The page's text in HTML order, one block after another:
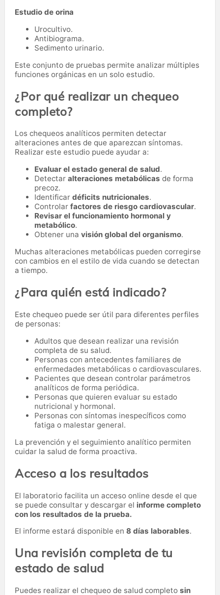
Estudio de orina
Urocultivo.
Antibiograma.
Sedimento urinario.
Este conjunto de pruebas permite analizar múltiples
funciones orgánicas en un solo estudio.
¿Por qué realizar un chequeo
completo?
Los chequeos analíticos permiten detectar
alteraciones antes de que aparezcan síntomas.
Realizar este estudio puede ayudar a:
Evaluar el estado general de salud.
Detectar alteraciones metabólicas de forma
precoz.
Identificar déficits nutricionales.
Controlar factores de riesgo cardiovascular.
Revisar el funcionamiento hormonal y
metabólico.
Obtener una visión global del organismo.
Muchas alteraciones metabólicas pueden corregirse
con cambios en el estilo de vida cuando se detectan
a tiempo.
¿Para quién está indicado?
Este chequeo puede ser útil para diferentes perfiles
de personas:
Adultos que desean realizar una revisión
completa de su salud.
Personas con antecedentes familiares de
enfermedades metabólicas o cardiovasculares.
Pacientes que desean controlar parámetros
analíticos de forma periódica.
Personas que quieren evaluar su estado
nutricional y hormonal.
Personas con síntomas inespecíficos como
fatiga o malestar general.
La prevención y el seguimiento analítico permiten
cuidar la salud de forma proactiva.
Acceso a los resultados
El laboratorio facilita un acceso online desde el que
se puede consultar y descargar el informe completo
con los resultados de la prueba.
El informe estará disponible en 8 días laborables.
Una revisión completa de tu
estado de salud
Puedes realizar el chequeo de salud completo sin